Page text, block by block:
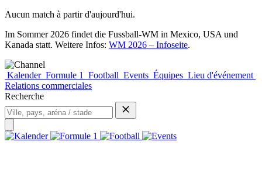
Aucun match à partir d'aujourd'hui.
Im Sommer 2026 findet die Fussball-WM in Mexico, USA und
Kanada statt. Weitere Infos: WM 2026 – Infoseite.
Kalender Formule 1 Football Events Équipes Lieu d'événement
Relations commerciales
Recherche